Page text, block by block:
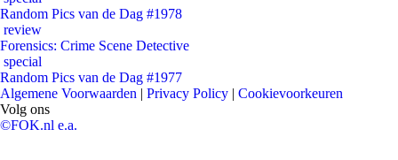
Random Pics van de Dag #1978
review
Forensics: Crime Scene Detective
special
Random Pics van de Dag #1977
Algemene Voorwaarden | Privacy Policy | Cookievoorkeuren
Volg ons
©FOK.nl e.a.